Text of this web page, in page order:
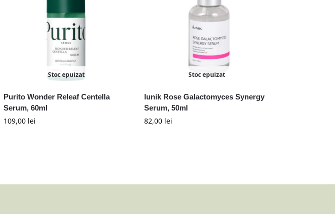
Stoc epuizat
Purito Wonder Releaf Centella
Serum, 60ml
109,00 lei
Stoc epuizat
Iunik Rose Galactomyces Synergy
Serum, 50ml
82,00 lei